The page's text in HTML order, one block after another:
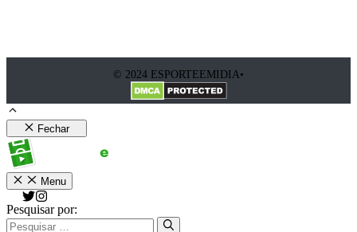
© 2024 ESPORTEEMIDIA•
Fechar
Menu
Pesquisar por: